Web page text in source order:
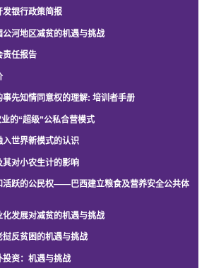
发银行政策简报
河地区减贫的机遇与挑战
责任报告
先知情同意权的理解: 培训者手册
的“超级”公私合营模式
世界新模式的认识
对小农生计的影响
活跃的公民权——巴西建立粮食及营养安全公共体
发展对减贫的机遇与挑战
反贫困的机遇与挑战
资：机遇与挑战